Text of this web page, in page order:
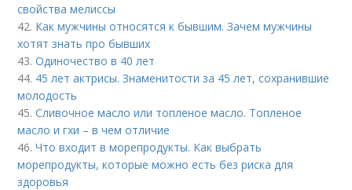
свойства мелиссы
42. Как мужчины относятся к бывшим. Зачем мужчины
хотят знать про бывших
43.Одиночество в 40 лет
44. 45 лет актрисы. Знаменитости за 45 лет, сохранившие
молодость
45.Сливочное масло или топленое масло. Топленое
масло и гхи – в чем отличие
46.Что входит в морепродукты. Как выбрать
морепродукты, которые можно есть без риска для
здоровья